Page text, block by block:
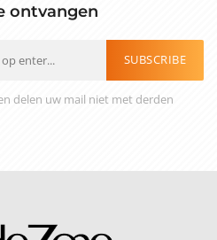
ontvangen
SUBSCRIBE
delen uw mail niet met derden